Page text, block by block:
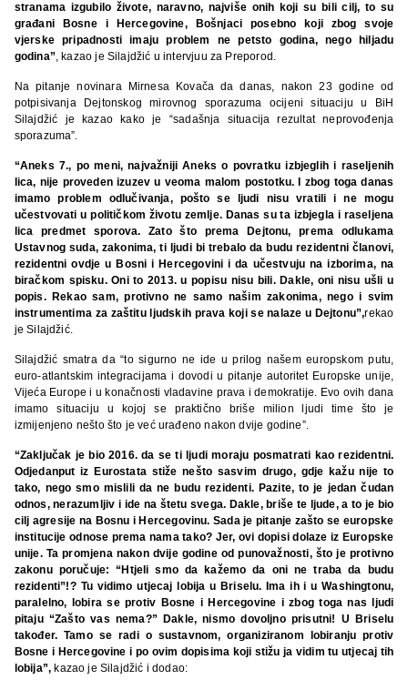
stranama izgubilo živote, naravno, najviše onih koji su bili cilj, to su
građani Bosne i Hercegovine, Bošnjaci posebno koji zbog svoje
vjerske pripadnosti imaju problem ne petsto godina, nego hiljadu
godina”, kazao je Silajdžić u intervjuu za Preporod.
Na pitanje novinara Mirnesa Kovača da danas, nakon 23 godine od
potpisivanja Dejtonskog mirovnog sporazuma ocijeni situaciju u BiH
Silajdžić je kazao kako je “sadašnja situacija rezultat neprovođenja
sporazuma”.
“Aneks 7., po meni, najvažniji Aneks o povratku izbjeglih i raseljenih
lica, nije proveden izuzev u veoma malom postotku. I zbog toga danas
imamo problem odlučivanja, pošto se ljudi nisu vratili i ne mogu
učestvovati u političkom životu zemlje. Danas su ta izbjegla i raseljena
lica predmet sporova. Zato što prema Dejtonu, prema odlukama
Ustavnog suda, zakonima, ti ljudi bi trebalo da budu rezidentni članovi,
rezidentni ovdje u Bosni i Hercegovini i da učestvuju na izborima, na
biračkom spisku. Oni to 2013. u popisu nisu bili. Dakle, oni nisu ušli u
popis. Rekao sam, protivno ne samo našim zakonima, nego i svim
instrumentima za zaštitu ljudskih prava koji se nalaze u Dejtonu”,rekao
je Silajdžić.
Silajdžić smatra da “to sigurno ne ide u prilog našem europskom putu,
euro-atlantskim integracijama i dovodi u pitanje autoritet Europske unije,
Vijeća Europe i u konačnosti vladavine prava i demokratije. Evo ovih dana
imamo situaciju u kojoj se praktično briše milion ljudi time što je
izmijenjeno nešto što je već urađeno nakon dvije godine”.
“Zaključak je bio 2016. da se ti ljudi moraju posmatrati kao rezidentni.
Odjedanput iz Eurostata stiže nešto sasvim drugo, gdje kažu nije to
tako, nego smo mislili da ne budu rezidenti. Pazite, to je jedan čudan
odnos, nerazumljiv i ide na štetu svega. Dakle, briše te ljude, a to je bio
cilj agresije na Bosnu i Hercegovinu. Sada je pitanje zašto se europske
institucije odnose prema nama tako? Jer, ovi dopisi dolaze iz Europske
unije. Ta promjena nakon dvije godine od punovažnosti, što je protivno
zakonu poručuje: “Htjeli smo da kažemo da oni ne traba da budu
rezidenti”!? Tu vidimo utjecaj lobija u Briselu. Ima ih i u Washingtonu,
paralelno, lobira se protiv Bosne i Hercegovine i zbog toga nas ljudi
pitaju “Zašto vas nema?” Dakle, nismo dovoljno prisutni! U Briselu
također. Tamo se radi o sustavnom, organiziranom lobiranju protiv
Bosne i Hercegovine i po ovim dopisima koji stižu ja vidim tu utjecaj tih
lobija”, kazao je Silajdžić i dodao: